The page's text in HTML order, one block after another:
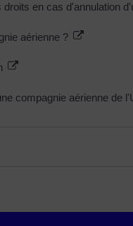
en cas d'annulation
aérienne ?
compagnie aérienne de